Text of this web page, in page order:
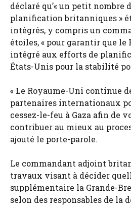
déclaré qu’« un petit nombre
planification britanniques »
intégrés, y compris un
étoiles, « pour garantir que le
intégré aux efforts de
États-Unis pour la stabilité
« Le Royaume-Uni continue
partenaires internationaux
cessez-le-feu à Gaza afin de
contribuer au mieux au
ajouté le porte-parole.
Le commandant adjoint
travaux visant à décider
supplémentaire la Grande-
selon des responsables de la